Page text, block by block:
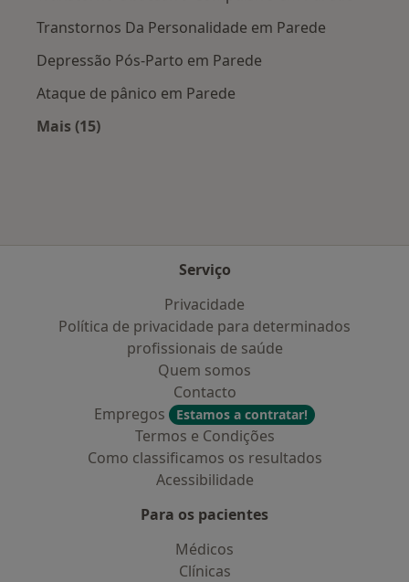
Transtornos Da Personalidade em Parede
Depressão Pós-Parto em Parede
Ataque de pânico em Parede
Mais (15)
Serviço
Privacidade
Política de privacidade para determinados
profissionais de saúde
Quem somos
Contacto
Empregos
Estamos a contratar!
Termos e Condições
Como classificamos os resultados
Acessibilidade
Para os pacientes
Médicos
Clínicas